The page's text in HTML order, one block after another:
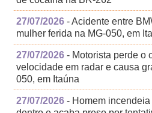
27/07/2026 - Acidente entre
mulher ferida na MG-050, em
27/07/2026 - Motorista perde o
velocidade em radar e causa
050, em Itaúna
27/07/2026 - Homem